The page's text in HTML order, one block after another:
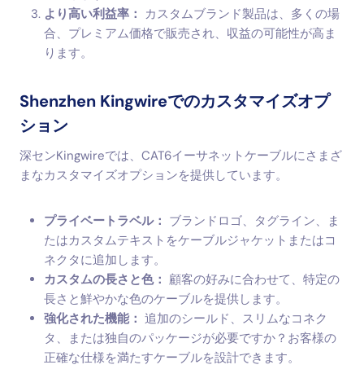
より高い利益率： カスタムブランド製品は、多くの場
合、プレミアム価格で販売され、収益の可能性が高ま
ります。
Shenzhen Kingwireでのカスタマイズオプ
ション
深センKingwireでは、CAT6イーサネットケーブルにさまざ
まなカスタマイズオプションを提供しています。
プライベートラベル： ブランドロゴ、タグライン、ま
たはカスタムテキストをケーブルジャケットまたはコ
ネクタに追加します。
カスタムの長さと色： 顧客の好みに合わせて、特定の
長さと鮮やかな色のケーブルを提供します。
強化された機能： 追加のシールド、スリムなコネク
タ、または独自のパッケージが必要ですか？お客様の
正確な仕様を満たすケーブルを設計できます。